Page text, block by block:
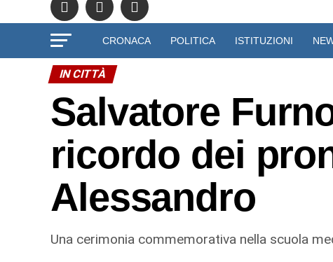
CRONACA POLITICA ISTITUZIONI
IN CITTÀ
Salvatore
ricordo dei
Alessandro
Una cerimonia commemorativa nella scuola